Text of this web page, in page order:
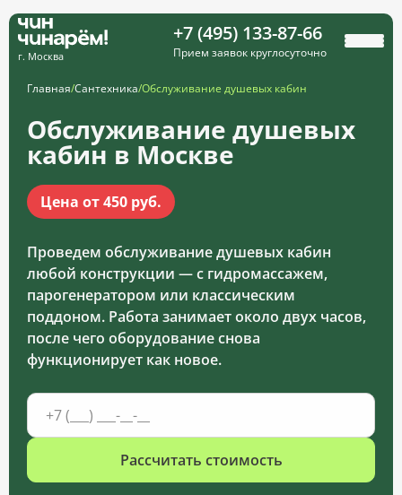
г. Москва
+7 (495) 133-87-66
Прием заявок круглосуточно
Главная/Сантехника/Обслуживание душевых кабин
Обслуживание душевых
кабин в Москве
Цена от 450 руб.
Проведем обслуживание душевых кабин
любой конструкции — с гидромассажем,
парогенератором или классическим
поддоном. Работа занимает около двух часов,
после чего оборудование снова
функционирует как новое.
Рассчитать стоимость